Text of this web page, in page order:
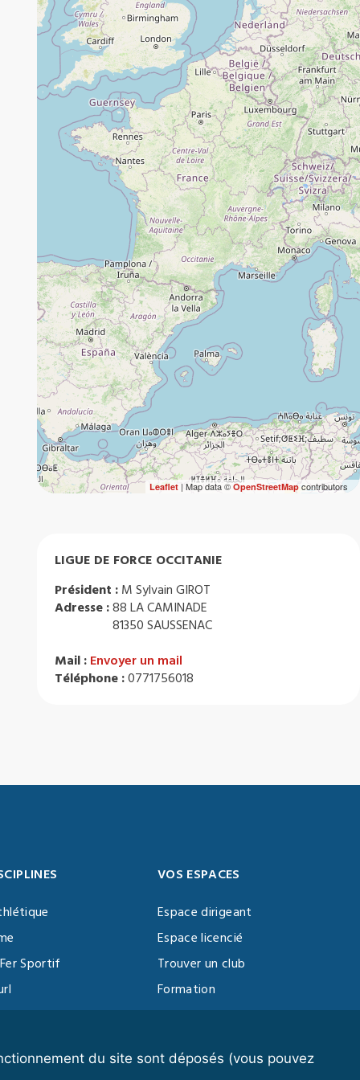
du site sont déposés (vous pouvez
Leaflet| Map data ©OpenStreetMapcontributors
LIGUE DE FORCE OCCITANIE
Président : M Sylvain GIROT
Adresse :88 LA CAMINADE
81350 SAUSSENAC
Mail : Envoyer un mail
Téléphone :0771756018
Sportif
Training
VOS ESPACES
Espace dirigeant
Espace licencié
Trouver un club
Formation